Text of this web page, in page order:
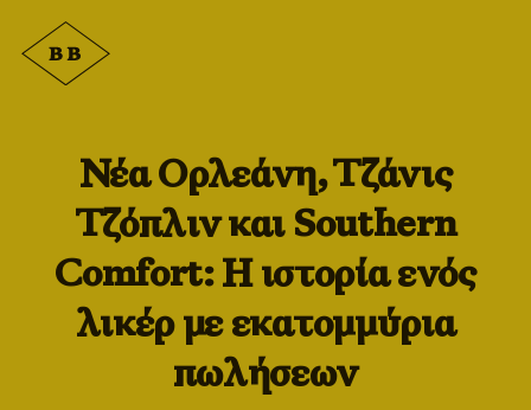
Νέα Ορλεάνη, Τζάνις
Τζόπλιν και Southern
Comfort: Η ιστορία ενός
λικέρ με εκατομμύρια
πωλήσεων